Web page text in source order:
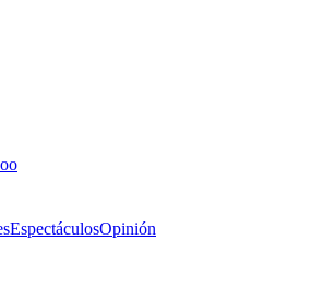
EspectáculosOpinión